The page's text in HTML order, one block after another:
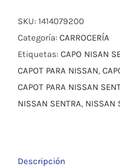
SENTRA
B13
DEL
1992
HASTA
EL
SKU: 1414079200
Categoría: CARROCERÍA
Etiquetas: CAPO NISAN
CAPOT PARA NISSAN,
CAPOT PARA NISSAN
NISSAN SENTRA, NISSAN
Descripción